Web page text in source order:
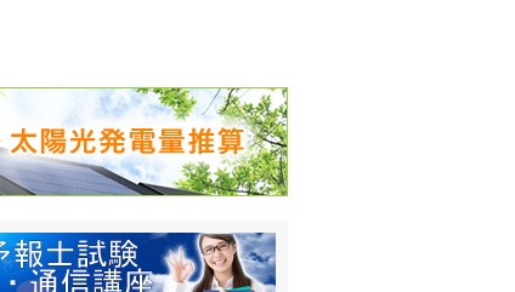
ト作成！
オプション追加！
&天気管新色登場！
第２弾：本サイト Update!
第１弾：英語ページOPEN